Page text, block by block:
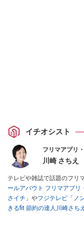
イチオシスト
フリマアプリ
川崎 さちえ
テレビや雑誌で話題のフリ
ールアバウト フリマアプ
さイチ」 やフジテレビ「ノ
きるfit 節約の達人川崎さち
スマホ1つでスキマ時間に